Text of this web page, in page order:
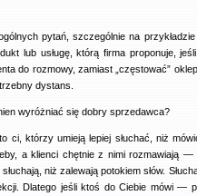
pytań, szczególnie na
lub usługę, którą firma proponuje,
do rozmowy, zamiast „częstować”
dystans.
wyróżniać się dobry sprzedawca?
to ci, którzy umieją lepiej słuchać, niż
a klienci chętnie z nimi rozmawiają —
niż zalewają potokiem słów.
Dlatego jeśli ktoś do Ciebie mówi —